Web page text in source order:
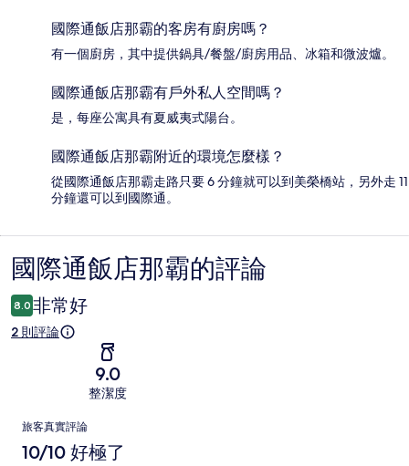
國際通飯店那霸的客房有廚房嗎？
有一個廚房，其中提供鍋具/餐盤/廚房用品、冰箱和微波爐。
國際通飯店那霸有戶外私人空間嗎？
是，每座公寓具有夏威夷式陽台。
國際通飯店那霸附近的環境怎麼樣？
從國際通飯店那霸走路只要 6 分鐘就可以到美榮橋站，另外走 11
分鐘還可以到國際通。
評
論
國際通飯店那霸的評論
8.0 非常好
2 則評論
9.0
整潔度
評
論
旅客真實評論
10/10 好極了